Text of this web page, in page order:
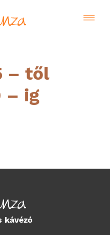
– től
– ig
kávézó